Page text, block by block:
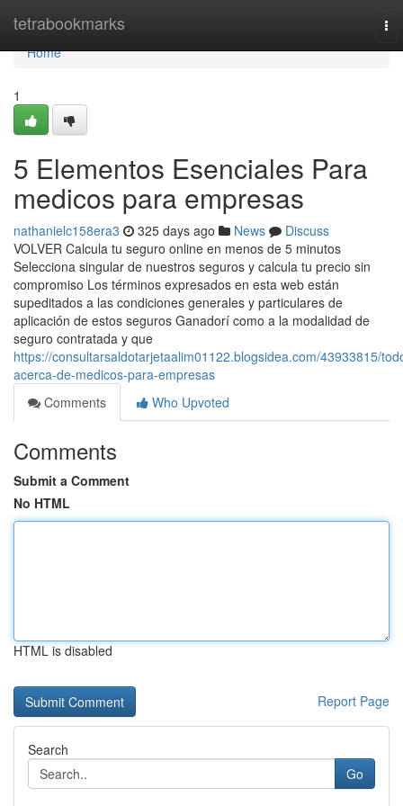
tetrabookmarks
Home
Home
1
5 Elementos Esenciales Para
medicos para empresas
nathanielc158era3 325 days ago News
Discuss
VOLVER Calcula tu seguro online en menos de 5 minutos
Selecciona singular de nuestros seguros y calcula tu precio sin
compromiso Los términos expresados en esta web están
supeditados a las condiciones generales y particulares de
aplicación de estos seguros Ganadorí como a la modalidad de
seguro contratada y que
https://consultarsaldotarjetaalim01122.blogsidea.com/43933815/
acerca-de-medicos-para-empresas
Comments
Who Upvoted
Comments
Submit a Comment
No HTML
HTML is disabled
Report Page
Search
Go